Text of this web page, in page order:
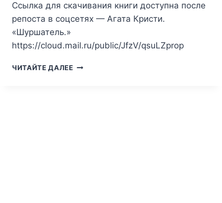
Ссылка для скачивания книги доступна после
репоста в соцсетях — Агата Кристи.
«Шуршатель.»
https://cloud.mail.ru/public/JfzV/qsuLZprop
ЧИТАЙТЕ ДАЛЕЕ АГАТА